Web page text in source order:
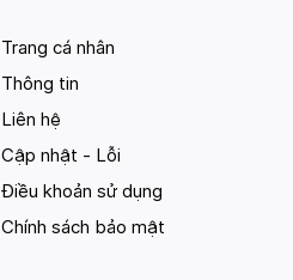
Trang cá nhân
Thông tin
Liên hệ
Cập nhật - Lỗi
Điều khoản sử dụng
Chính sách bảo mật